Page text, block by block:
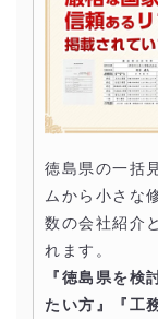
徳島県の一括
ムから小さな
数の会社紹介
れます。
『徳島県を検
たい方』『工